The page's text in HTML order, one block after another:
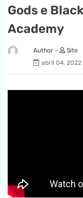
Gods e
Academy
Site
abril 04, 2022